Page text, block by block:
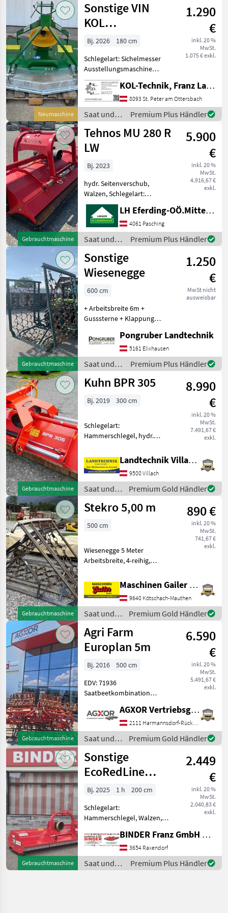
Sonstige
Neumaschine
Sonstige VIN
KOL
Sichelmulcher
1,8m
1.290
€
inkl. 20 %
MwSt.
1.075 € exkl.
Bj. 2026
180 cm
Schlegelart: Sichelmesser
Ausstellungsmaschine
Abverkauf Ausstattung und
Merkmale: - Baujahr: 2026 -
4 Drehbare
Höhenverstellbare Räder -
3 Messer - Keilrie
KOL-Technik, Franz Lampl-Küssner
8093 St. Peter am Ottersbach
Saat und
Pflege /
Sonstige
Premium Plus Händler
Gebrauchtmaschine
Tehnos MU 280 R
LW
5.900
€
inkl. 20 %
MwSt.
4.916,67 €
exkl.
Bj. 2023
hydr. Seitenverschub,
Walzen, Schlegelart:
Hammerschlegel, Freilauf
im Getriebe Doppelbock,
Hydr. Seitenverschub,
Kettenschutz mit Gummi,
GW Saat und Pflege
Mulchgeräte
LH Eferding-OÖ.Mitte, Hörsching
4061 Pasching
Saat und
Pflege /
Tehnos
Premium Plus Händler
Gebrauchtmaschine
Sonstige
Wiesenegge
1.250
€
MwSt nicht
ausweisbar
600 cm
+ Arbeitsbreite 6m +
Gusssterne + Klappung
Transportsicherung + 3
Punkt- Aufnahme +
Transportbreite 2, 3m +
Verkauf im Kundenauftrag
Saat und P
Pongruber Landtechnik
5161 Elixhausen
Saat und
Pflege /
Sonstige
Premium Plus Händler
Gebrauchtmaschine
Kuhn BPR 305
8.990
€
inkl. 20 %
MwSt.
7.491,67 €
exkl.
Bj. 2019 300 cm
Schlegelart:
Hammerschlegel, hydr.
Freilauf im Getriebe,
seitliche Kufen Kuhn Profi
Mulcher BPR 305, vorne mit
Variablen Blechschutz,
hydr. Seite
Landtechnik Villach GmbH
9500 Villach
Saat und
Pflege /
Kuhn
Premium Gold Händler
Gebrauchtmaschine
Stekro 5,00 m 890 €
inkl. 20 %
MwSt.
741,67 €
exkl.
500 cm
Wiesenegge 5 Meter
Arbeitsbreite, 4-reihig,
Punkt Aufnahme, Gewicht
450 kg, Striegelnetz kann
beidseitig verwendet
werden, Intensiv striegeln
Maschinen Gailer GmbH
9640 Kötschach-Mauthen
Saat und
Pflege /
Stekro
Premium Gold Händler
Gebrauchtmaschine
Agri Farm
Europlan 5m
6.590
€
inkl. 20 %
MwSt.
5.491,67 €
exkl.
Bj. 2016
500 cm
EDV: 71936
Saatbeetkombination
Baujahr: 2016 – mit
Krümelwalzen: 1x vorne, 2x
hinten – mit StVZO
Beleuchtung – mit 3-Punkt-
Anbaub
AGXOR Vertriebsgesellschaft Ost GmbH
2111 Harmannsdorf-Rückersdorf
Saat und
Pflege /
Agri Farm
Premium Gold Händler
Gebrauchtmaschine
Sonstige
EcoRedLine
Mulcher EM 200
2.449
€
inkl. 20 %
MwSt.
2.040,83 €
exkl.
Bj. 2025 1 h
200 cm
Schlegelart:
Hammerschlegel, Walzen,
Haubenverstellung,
seitliche Kufen,
Bodenstützwalze ✨
EcoRedLine Mulcher -
BINDER Franz GmbH & CoKG
3654 Raxendorf
Saat und
Pflege /
Premium Plus Händler